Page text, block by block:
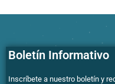
Boletín Informativo
Inscríbete a nuestro boletín y